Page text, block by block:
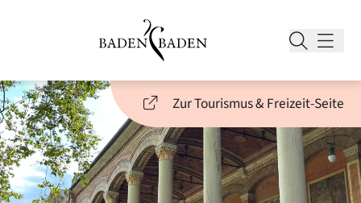
Zur Tourismus & Freizeit-Seite